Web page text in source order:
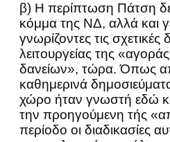
β) Η περίπτωση Πάτση
κόμμα της ΝΔ, αλλά και
γνωρίζοντες τις σχετικές
λειτουργείας της
δανείων», τώρα. Όπως
καθημερινά
χώρο ήταν γνωστή εδώ
την προηγούμενη τής
περίοδο οι διαδικασίες